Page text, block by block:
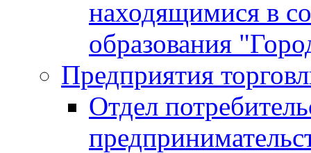
находящимися в
образования
Предприятия
Отдел